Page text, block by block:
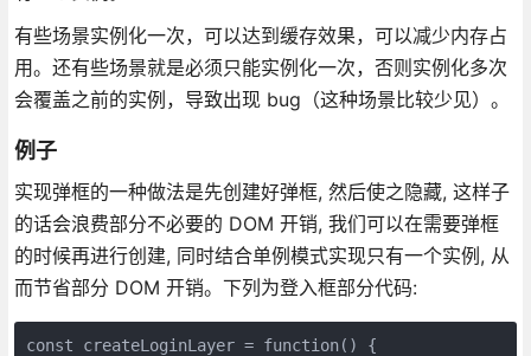
有些场景实例化一次，可以达到缓存效果，可以减少内存占
用。还有些场景就是必须只能实例化一次，否则实例化多次
会覆盖之前的实例，导致出现 bug（这种场景比较少见）。
例子
实现弹框的一种做法是先创建好弹框, 然后使之隐藏, 这样子
的话会浪费部分不必要的 DOM 开销, 我们可以在需要弹框
的时候再进行创建, 同时结合单例模式实现只有一个实例, 从
而节省部分 DOM 开销。下列为登入框部分代码:
const createLoginLayer = function() {